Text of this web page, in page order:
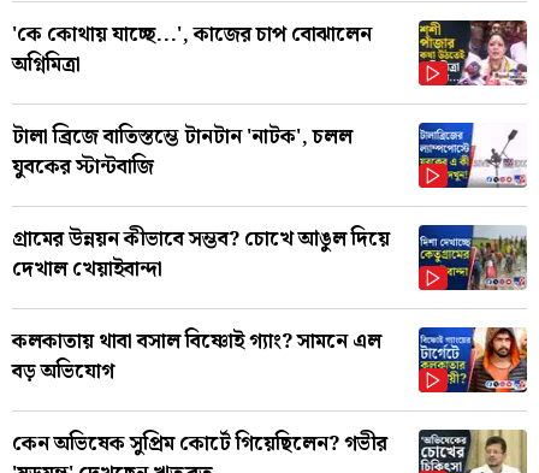
'কে কোথায় যাচ্ছে...', কাজের চাপ বোঝালেন
অগ্নিমিত্রা
টালা ব্রিজে বাতিস্তম্ভে টানটান 'নাটক', চলল
যুবকের স্টান্টবাজি
গ্রামের উন্নয়ন কীভাবে সম্ভব? চোখে আঙুল দিয়ে
দেখাল খেয়াইবান্দা
কলকাতায় থাবা বসাল বিষ্ণোই গ্যাং? সামনে এল
বড় অভিযোগ
কেন অভিষেক সুপ্রিম কোর্টে গিয়েছিলেন? গভীর